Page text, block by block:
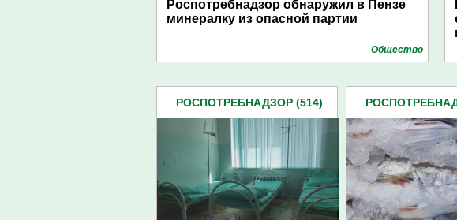
Роспотребнадзор обнаружил в Пензе
минералку из опасной партии
Общество
РОСПОТРЕБНАДЗОР (514)